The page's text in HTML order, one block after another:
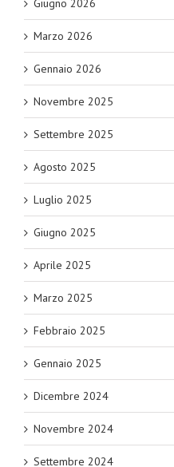
Giugno 2026
Marzo 2026
Gennaio 2026
Novembre 2025
Settembre 2025
Agosto 2025
Luglio 2025
Giugno 2025
Aprile 2025
Marzo 2025
Febbraio 2025
Gennaio 2025
Dicembre 2024
Novembre 2024
Settembre 2024